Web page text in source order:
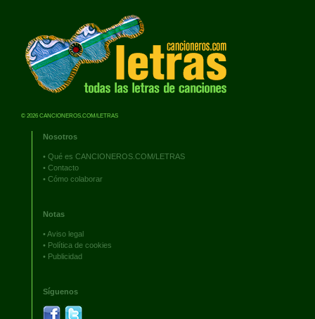
© 2026 CANCIONEROS.COM/LETRAS
Nosotros
• Qué es CANCIONEROS.COM/LETRAS
• Contacto
• Cómo colaborar
Notas
•Aviso legal
• Política de cookies
• Publicidad
Síguenos